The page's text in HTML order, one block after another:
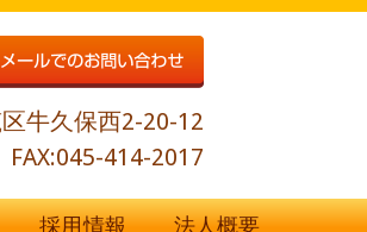
牛久保西2-20-12
FAX:045-414-2017
採用情報 法人概要